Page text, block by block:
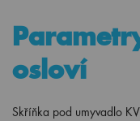
osloví
Skříňka pod umyvadlo